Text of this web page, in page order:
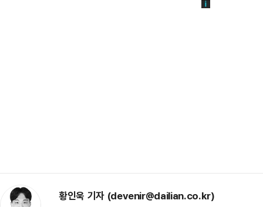
황인욱 기자 (devenir@dailian.co.kr)